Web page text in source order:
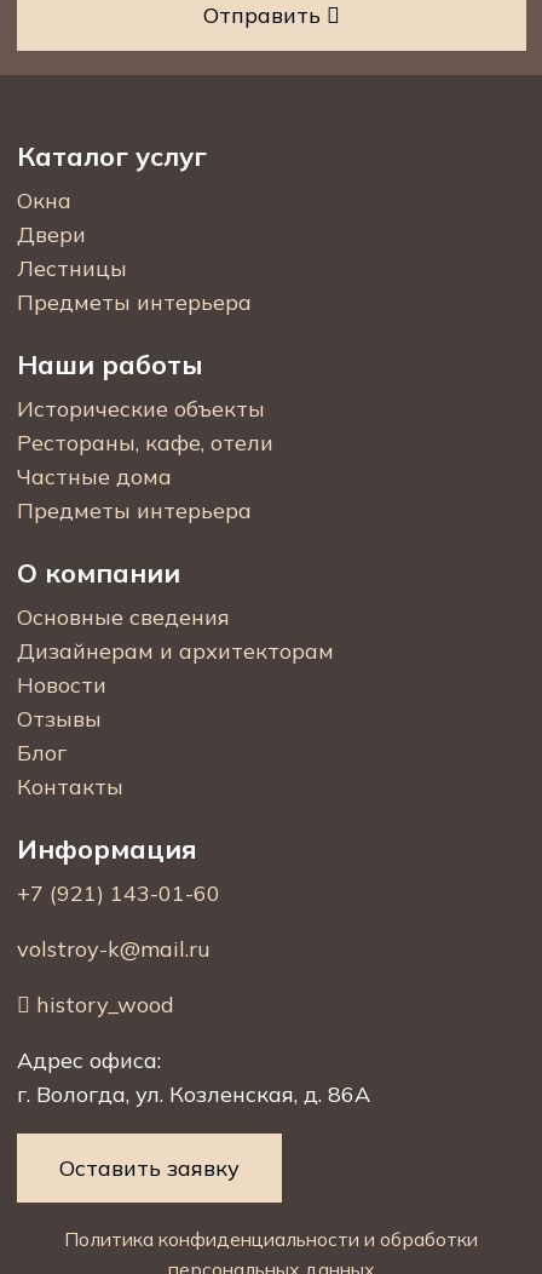
Отправить
Каталог услуг
Окна
Двери
Лестницы
Предметы интерьера
Наши работы
Исторические объекты
Рестораны, кафе, отели
Частные дома
Предметы интерьера
О компании
Основные сведения
Дизайнерам и архитекторам
Новости
Отзывы
Блог
Контакты
Информация
+7 (921) 143-01-60
volstroy-k@mail.ru
history_wood
Адрес офиса:
г. Вологда, ул. Козленская, д. 86А
Оставить заявку
Политика конфиденциальности и обработки